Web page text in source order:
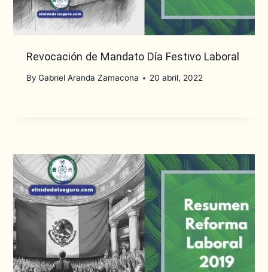
Revocación de Mandato Día Festivo Laboral
By Gabriel Aranda Zamacona 20 abril, 2022